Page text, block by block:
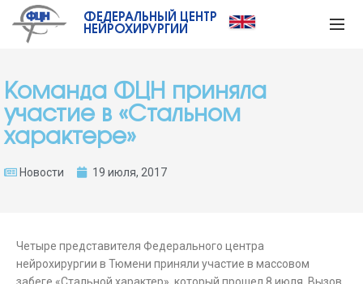
ФЕДЕРАЛЬНЫЙ ЦЕНТР
НЕЙРОХИРУРГИИ
Команда ФЦН приняла
участие в «Стальном
характере»
Новости 19 июля, 2017
Четыре представителя Федерального центра
нейрохирургии в Тюмени приняли участие в массовом